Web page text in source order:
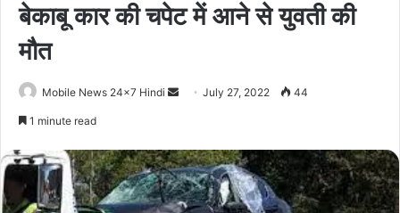
बेकाबू कार की चपेट में आने से युवती की
मौत
Mobile News 24x7 Hindi
SendJuly 27, 2022 44
1 minute read